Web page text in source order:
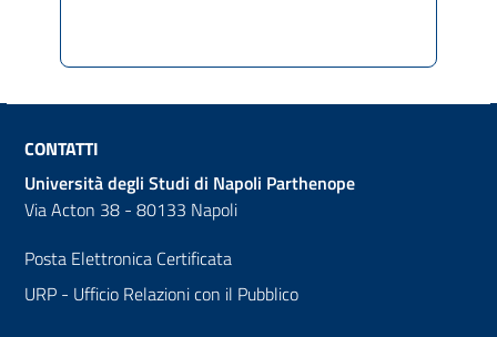
CONTATTI
Università degli Studi di Napoli Parthenope
Via Acton 38 - 80133 Napoli
Posta Elettronica Certificata
URP - Ufficio Relazioni con il Pubblico